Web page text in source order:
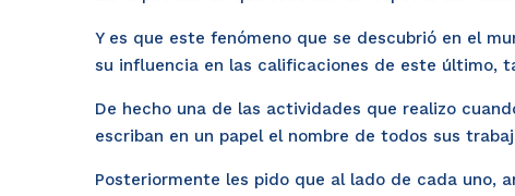
Y es que este fenómeno que se descubrió en el
su influencia en las calificaciones de este último,
De hecho una de las actividades que realizo
escriban en un papel el nombre de todos sus
Posteriormente les pido que al lado de cada uno,